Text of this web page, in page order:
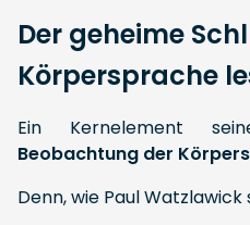
Der geheime
Körpersprache
Ein Kernelement
Beobachtung der
Denn, wie Paul